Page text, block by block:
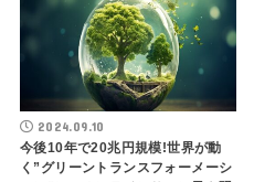
2024.09.10
今後10年で20兆円規模!世界が動
く”グリーントランスフォーメーシ